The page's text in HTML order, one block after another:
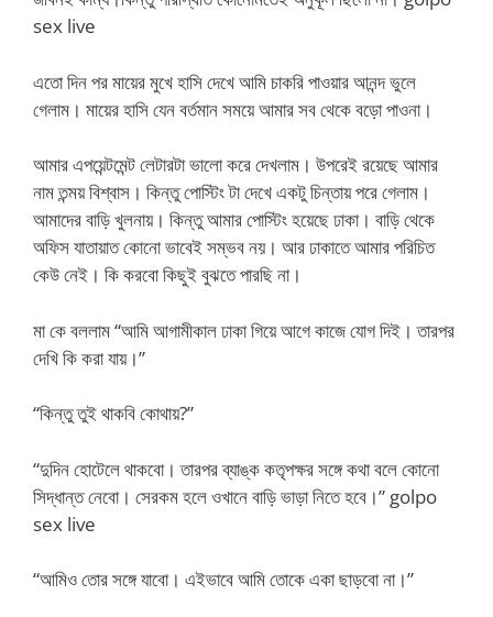
sex live
এতো দিন পর মায়ের মুখে হাসি দেখে আমি চাকরি পাওয়ার আনন্দ ভুলে
গেলাম। মায়ের হাসি যেন বর্তমান সময়ে আমার সব থেকে বড়ো পাওনা।
আমার এপয়েন্টমেন্ট লেটারটা ভালো করে দেখলাম। উপরেই রয়েছে আমার
নাম তন্ময় বিশ্বাস। কিন্তু পোস্টিং টা দেখে একটু চিন্তায় পরে গেলাম।
আমাদের বাড়ি খুলনায়। কিন্তু আমার পোস্টিং হয়েছে ঢাকা। বাড়ি থেকে
অফিস যাতায়াত কোনো ভাবেই সম্ভব নয়। আর ঢাকাতে আমার পরিচিত
কেউ নেই। কি করবো কিছুই বুঝতে পারছি না।
মা কে বললাম “আমি আগামীকাল ঢাকা গিয়ে আগে কাজে যোগ দিই। তারপর
দেখি কি করা যায়।”
“কিন্তু তুই থাকবি কোথায়?”
“দুদিন হোটেলে থাকবো। তারপর ব্যাঙ্ক কতৃপক্ষর সঙ্গে কথা বলে কোনো
সিদ্ধান্ত নেবো। সেরকম হলে ওখানে বাড়ি ভাড়া নিতে হবে।” golpo
sex live
“আমিও তোর সঙ্গে যাবো। এইভাবে আমি তোকে একা ছাড়বো না।”